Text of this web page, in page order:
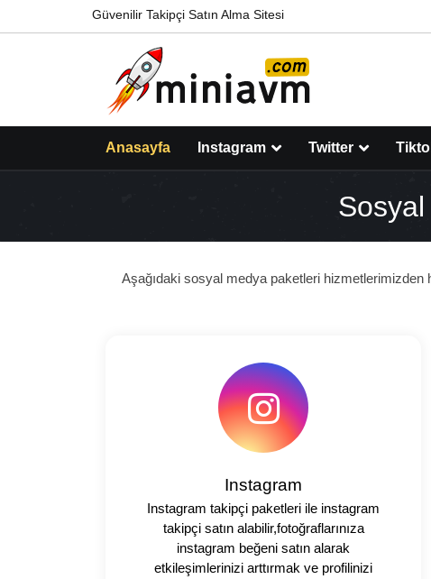
Güvenilir Takipçi Satın Alma Sitesi
Anasayfa Instagram Twitter
Aşağıdaki sosyal medya paketleri
Instagram
Instagram takipçi paketleri ile instagram
takipçi satın alabilir,fotoğraflarınıza
instagram beğeni satın alarak
etkileşimlerinizi arttırmak ve profilinizi